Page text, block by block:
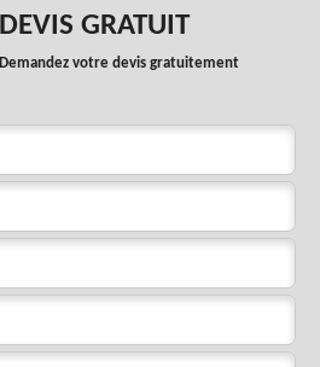
DEVIS GRATUIT
Demandez votre devis gratuitement